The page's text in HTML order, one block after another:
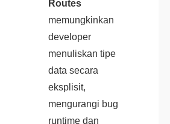
Routes
memungkinkan
developer
menuliskan tipe
data secara
eksplisit,
mengurangi bug
runtime dan